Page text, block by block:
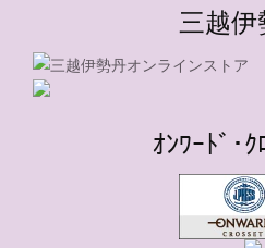
三越伊
ｵﾝﾜｰﾄﾞ･ｸ